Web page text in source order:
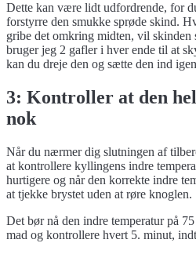
Dette kan være lidt udfordrende, for
forstyrre den smukke sprøde skind.
gribe det omkring midten, vil
bruger jeg 2 gafler i hver ende til at
kan du dreje den og sætte den ind
3: Kontroller at den
nok
Når du nærmer dig slutningen af
at kontrollere kyllingens indre
hurtigere og når den korrekte indre
at tjekke brystet uden at røre knoglen.
Det bør nå den indre temperatur på
mad og kontrollere hvert 5. minut,